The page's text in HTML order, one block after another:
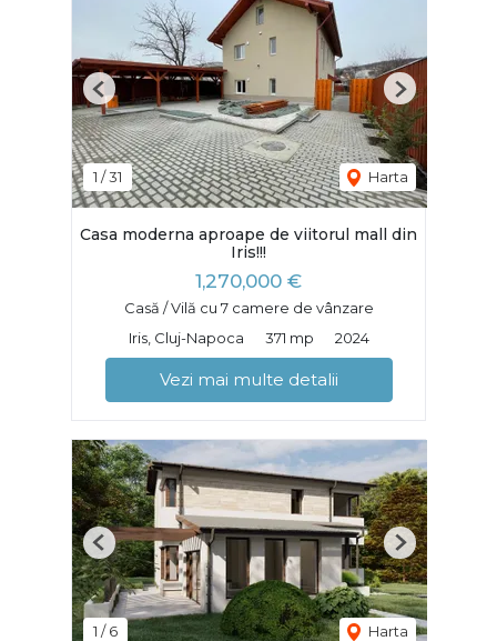
1 /31 Harta
Previous Next
Casa moderna aproape de viitorul mall din
Iris!!!
1,270,000 €
Casă / Vilă cu 7 camere de vânzare
Iris, Cluj-Napoca
371 mp 2024
Vezi mai multe detalii
1 /6 Harta
Previous Next